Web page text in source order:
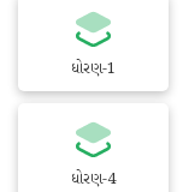
ધોરણ-1
ધોરણ-4